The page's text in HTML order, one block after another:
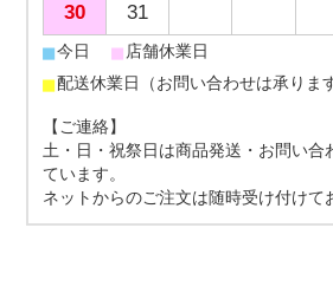
30
31
■今日 ■ 店舗休業日
■配送休業日（お問い合わせは承りま
【ご連絡】
土・日・祝祭日は商品発送・お問い合
ています。
ネットからのご注文は随時受け付けて